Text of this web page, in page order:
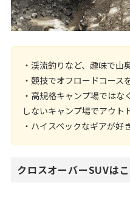
・渓流釣りなど、趣味で山
・競技でオフロードコース
・高規格キャンプ場では
しないキャンプ場でアウト
・ハイスペックなギアが好
クロスオーバーSUVは